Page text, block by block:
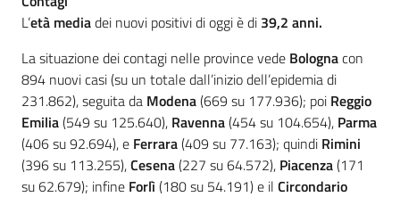
L’età mediadei nuovi positivi di oggi è di 39,2 anni.
La situazione dei contagi nelle province vede Bolognacon
894 nuovi casi (su un totale dall’inizio dell’epidemia di
231.862), seguita da Modena(669 su 177.936); poi Reggio
Emilia(549 su 125.640), Ravenna(454 su 104.654), Parma
(406 su 92.694), e Ferrara(409 su 77.163); quindi Rimini
(396 su 113.255),Cesena(227 su 64.572), Piacenza(171
su 62.679); infine Forlì(180 su 54.191) e il Circondario